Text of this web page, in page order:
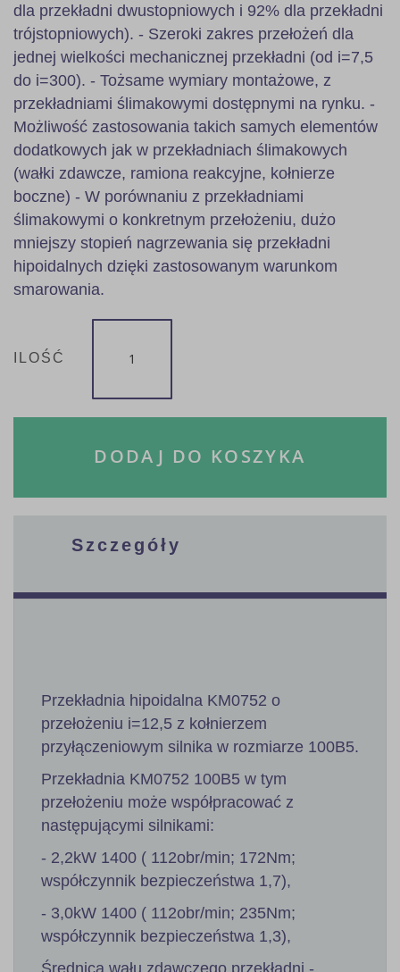
dla przekładni dwustopniowych i 92% dla przekładni
trójstopniowych). - Szeroki zakres przełożeń dla
jednej wielkości mechanicznej przekładni (od i=7,5
do i=300). - Tożsame wymiary montażowe, z
przekładniami ślimakowymi dostępnymi na rynku. -
Możliwość zastosowania takich samych elementów
dodatkowych jak w przekładniach ślimakowych
(wałki zdawcze, ramiona reakcyjne, kołnierze
boczne) - W porównaniu z przekładniami
ślimakowymi o konkretnym przełożeniu, dużo
mniejszy stopień nagrzewania się przekładni
hipoidalnych dzięki zastosowanym warunkom
smarowania.
ILOŚĆ
DODAJ DO KOSZYKA
Szczegóły
Przekładnia hipoidalna KM0752 o
przełożeniu i=12,5 z kołnierzem
przyłączeniowym silnika w rozmiarze 100B5.
Przekładnia KM0752 100B5 w tym
przełożeniu może współpracować z
następującymi silnikami:
- 2,2kW 1400 ( 112obr/min; 172Nm;
współczynnik bezpieczeństwa 1,7),
- 3,0kW 1400 ( 112obr/min; 235Nm;
współczynnik bezpieczeństwa 1,3),
Średnica wału zdawczego przekładni -